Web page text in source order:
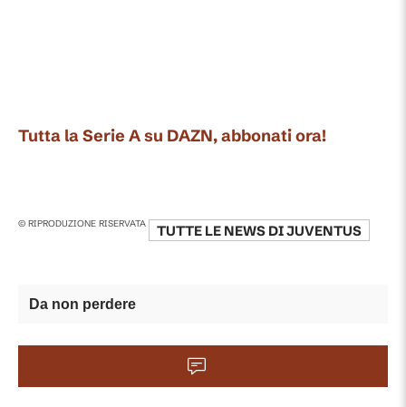
Tutta la Serie A su DAZN, abbonati ora!
© RIPRODUZIONE RISERVATA TUTTE LE NEWS DIJUVENTUS
Da non perdere